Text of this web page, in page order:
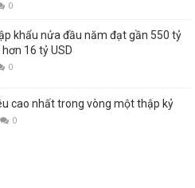
0
khẩu nửa đầu năm đạt gần 550 tỷ
16 tỷ USD
0
cao nhất trong vòng một thập kỷ
0